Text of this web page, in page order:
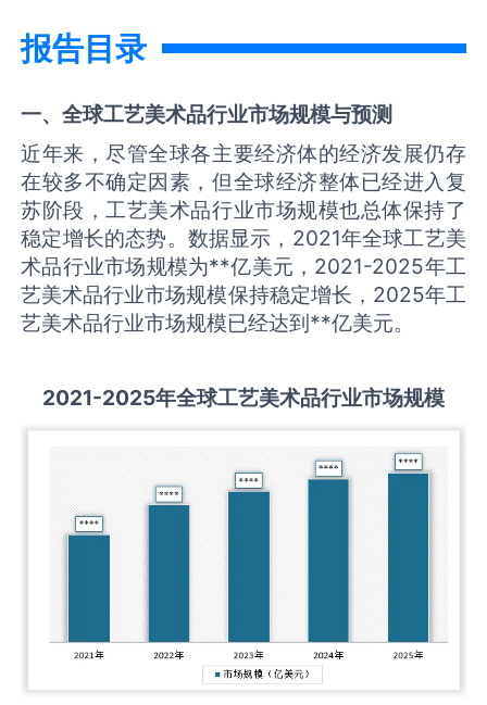
报告目录
一、全球工艺美术品行业市场规模与预测
近年来，尽管全球各主要经济体的经济发展仍存
在较多不确定因素，但全球经济整体已经进入复
苏阶段，工艺美术品行业市场规模也总体保持了
稳定增长的态势。数据显示，2021年全球工艺美
术品行业市场规模为**亿美元，2021-2025年工
艺美术品行业市场规模保持稳定增长，2025年工
艺美术品行业市场规模已经达到**亿美元。
2021-2025年全球工艺美术品行业市场规模